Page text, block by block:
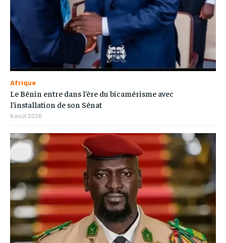
Afrique
Le Bénin entre dans l’ère du bicamérisme avec
l’installation de son Sénat
6 août 2026